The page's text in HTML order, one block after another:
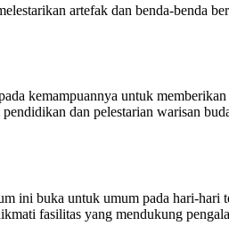
artefak dan benda-benda
kemampuannya untuk
dan pelestarian warisan
ini buka untuk umum pada hari-hari
fasilitas yang mendukung